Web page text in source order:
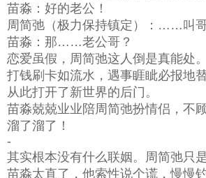
苗淼：好的老公！
周简弛（极力保持镇定）：……叫哥
苗淼：那……老公哥？
恋爱虽假，周简弛这人倒是真能处。
打钱刷卡如流水，遇事睚眦必报地
从此打开了新世界的后门。
苗淼兢兢业业陪周简弛扮情侣，不
溜了溜了！
-
其实根本没有什么联姻。周简弛只
苗淼太直了，他索性说个谎，慢慢钓